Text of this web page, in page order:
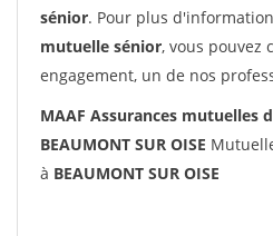
sénior. Pour plus
mutuelle sénior, vous pouvez
engagement, un de nos
MAAF Assurances mutuelles
BEAUMONT SUR OISE
à BEAUMONT SUR OISE